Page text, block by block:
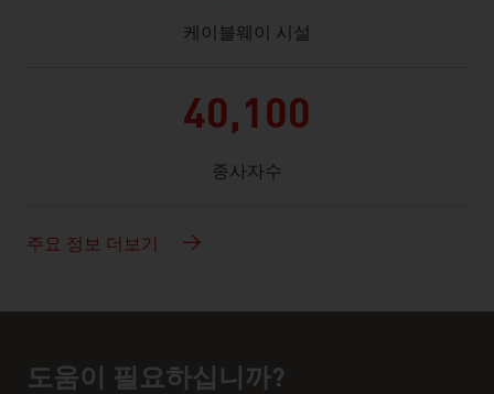
케이블웨이 시설
40,100
종사자수
주요 정보 더보기
도움 및 담당자
도움이 필요하십니까?